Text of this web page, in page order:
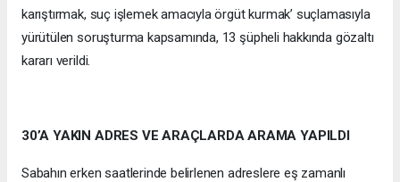
karıştırmak, suç işlemek amacıyla örgüt kurmak’ suçlamasıyla
yürütülen soruşturma kapsamında, 13 şüpheli hakkında gözaltı
kararı verildi.
30’A YAKIN ADRES VE ARAÇLARDA ARAMA YAPILDI
Sabahın erken saatlerinde belirlenen adreslere eş zamanlı